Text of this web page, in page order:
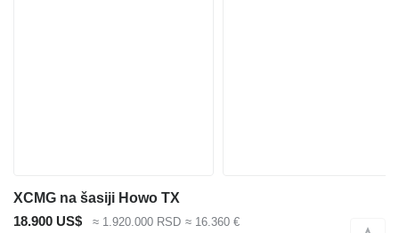
XCMG na šasiji Howo TX
18.900 US$
≈ 1.920.000 RSD ≈ 16.360 €